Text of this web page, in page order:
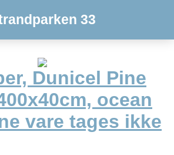
33
Dunicel Pine
ocean
vare tages ikke